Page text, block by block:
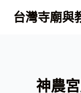
跳
至
台灣寺廟與
神農